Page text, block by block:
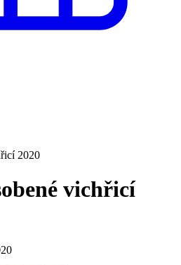
2020
vichřicí